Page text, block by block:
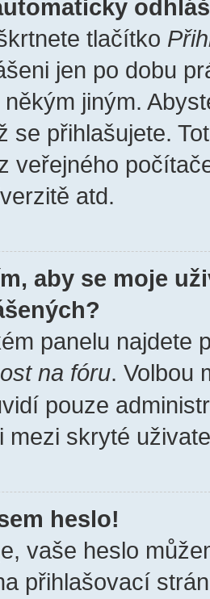
tlačítko
jen po dobu
jiným.
se přihlašujete.
veřejného
atd.
aby se moje
panelu najdete
na fóru. Volbou
pouze
mezi skryté
heslo!
vaše heslo
přihlašovací